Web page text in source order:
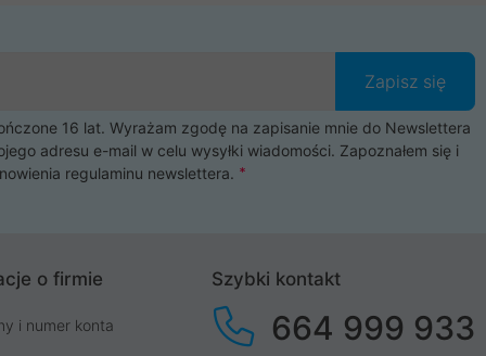
Zapisz się
16 lat. Wyrażam zgodę na zapisanie mnie do Newslettera
adresu e-mail w celu wysyłki wiadomości. Zapoznałem się i
regulaminu newslettera.
o firmie
i numer konta
Szybki kontakt
664 999 933